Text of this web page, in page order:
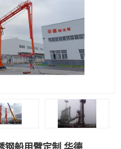
输油臂
火车鹤管
顶部鹤管
鹤管